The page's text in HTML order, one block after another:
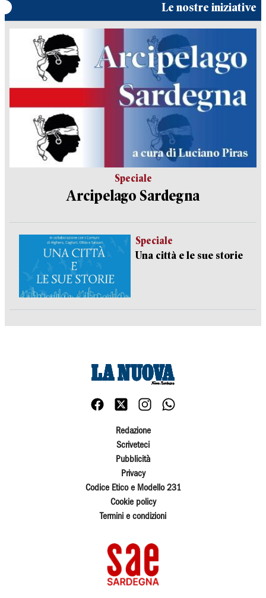
Le nostre iniziative
Speciale
Arcipelago Sardegna
Speciale
Una città e le sue storie
Redazione
Scriveteci
Pubblicità
Privacy
Codice Etico e Modello 231
Cookie policy
Termini e condizioni